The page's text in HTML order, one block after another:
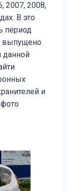
2007, 2008,
В это
период
выпущено
данной
и